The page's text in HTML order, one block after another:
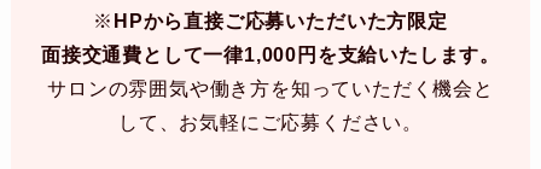
※ HPから直接ご応募いただいた方限定
面接交通費として一律1,000円を支給いたします。
サロンの雰囲気や働き方を知っていただく機会と
して、お気軽にご応募ください。